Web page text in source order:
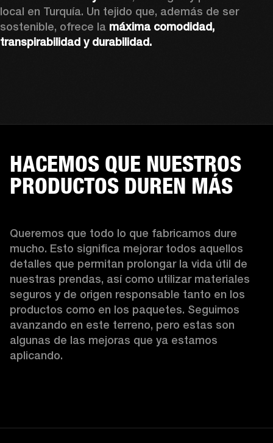
local en Turquía. Un tejido que, además de ser
sostenible, ofrece la máxima comodidad,
transpirabilidad y durabilidad.
HACEMOS QUE NUESTROS
PRODUCTOS DUREN MÁS
Queremos que todo lo que fabricamos dure
mucho. Esto significa mejorar todos aquellos
detalles que permitan prolongar la vida útil de
nuestras prendas, así como utilizar materiales
seguros y de origen responsable tanto en los
productos como en los paquetes. Seguimos
avanzando en este terreno, pero estas son
algunas de las mejoras que ya estamos
aplicando.